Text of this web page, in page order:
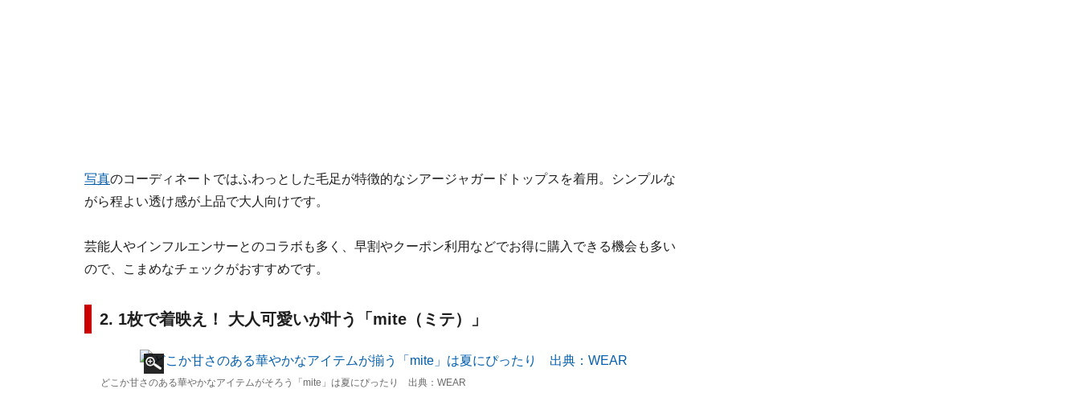
写真のコーディネートではふわっとした毛足が特徴的なシアージャガードトップスを着用。シンプルな
がら程よい透け感が上品で大人向けです。
芸能人やインフルエンサーとのコラボも多く、早割やクーポン利用などでお得に購入できる機会も多い
ので、こまめなチェックがおすすめです。
2. 1枚で着映え！ 大人可愛いが叶う「mite（ミテ）」
どこか甘さのある華やかなアイテムがそろう「mite」は夏にぴったり 出典：WEAR